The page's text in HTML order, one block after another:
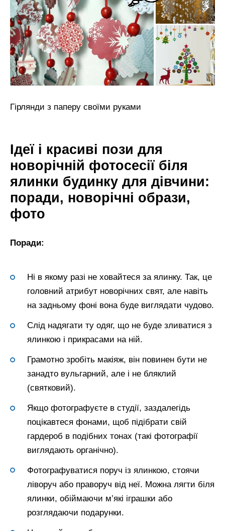
Гірлянди з паперу своїми руками
Ідеї і красиві пози для
новорічній фотосесії біля
ялинки будинку для дівчини:
поради, новорічні образи,
фото
Поради:
Ні в якому разі не ховайтеся за ялинку. Так, це
головний атрибут новорічних свят, але навіть
на задньому фоні вона буде виглядати чудово.
Слід надягати ту одяг, що не буде зливатися з
ялинкою і прикрасами на ній.
Грамотно зробіть макіяж, він повинен бути не
занадто вульгарний, але і не бляклий
(святковий).
Якщо фотографуєте в студії, заздалегідь
поцікавтеся фонами, щоб підібрати свій
гардероб в подібних тонах (такі фотографії
виглядають органічно).
Фотографуватися поруч із ялинкою, стоячи
ліворуч або праворуч від неї. Можна лягти біля
ялинки, обіймаючи м’які іграшки або
розглядаючи подарунки.